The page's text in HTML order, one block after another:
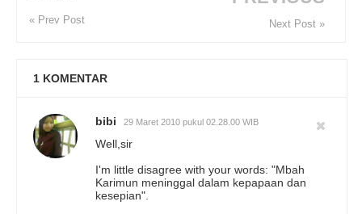
« Prev Post Next Post »
1 KOMENTAR
bibi 29 Maret 2010 pukul 02.28.00 WIB
Well,sir
I'm little disagree with your words: "Mbah
Karimun meninggal dalam kepapaan dan
kesepian".